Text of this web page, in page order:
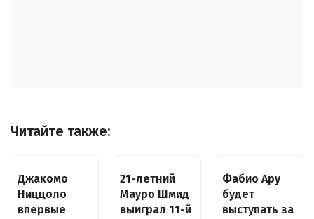
Читайте также:
Джакомо
Ниццоло
впервые
21-летний
Мауро Шмид
выиграл 11-й
Фабио Ару
будет
выступать за